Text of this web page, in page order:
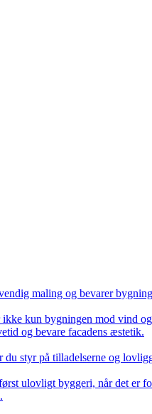
maling og bevarer
kun bygningen mod vind
og bevare facadens æstetik.
du styr på tilladelserne og
ulovligt byggeri, når det er